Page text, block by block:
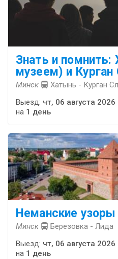
Знать и помнить:
музеем) и
Минск Хатынь - Курган
Выезд: чт, 06 августа 2026
на 1 день
Неманские узоры
Минск Березовка - Лида
Выезд: чт, 06 августа 2026
на 1 день